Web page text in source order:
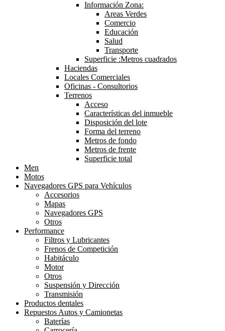
Información Zona:
Areas Verdes
Comercio
Educación
Salud
Transporte
Superficie :Metros cuadrados
Haciendas
Locales Comerciales
Oficinas - Consultorios
Terrenos
Acceso
Características del inmueble
Disposición del lote
Forma del terreno
Metros de fondo
Metros de frente
Superficie total
Men
Motos
Navegadores GPS para Vehículos
Accesorios
Mapas
Navegadores GPS
Otros
Performance
Filtros y Lubricantes
Frenos de Competición
Habitáculo
Motor
Otros
Suspensión y Dirección
Transmisión
Productos dentales
Repuestos Autos y Camionetas
Baterías